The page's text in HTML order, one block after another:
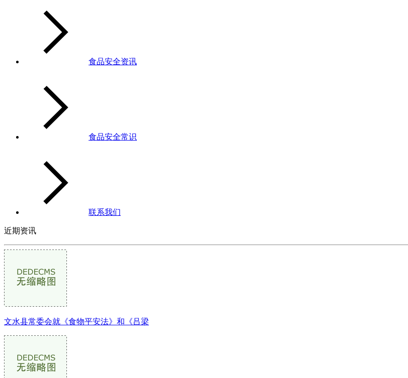
食品安全资讯
食品安全常识
联系我们
近期资讯
文水县常委会就《食物平安法》和《吕梁